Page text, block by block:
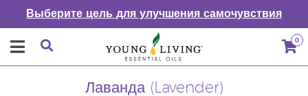
Выберите цель для улучшения самочувствия
0
Лаванда (Lavender)